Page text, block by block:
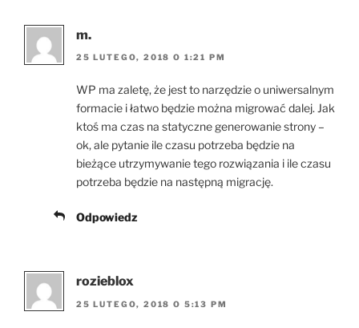
m.
25 LUTEGO, 2018 O 1:21 PM
WP ma zaletę, że jest to narzędzie o uniwersalnym
formacie i łatwo będzie można migrować dalej. Jak
ktoś ma czas na statyczne generowanie strony –
ok, ale pytanie ile czasu potrzeba będzie na
bieżące utrzymywanie tego rozwiązania i ile czasu
potrzeba będzie na następną migrację.
Odpowiedz
rozieblox
25 LUTEGO, 2018 O 5:13 PM